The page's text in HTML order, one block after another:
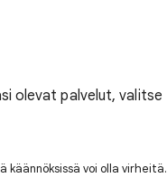
olevat palvelut, valitse
käännöksissä voi olla virheitä.